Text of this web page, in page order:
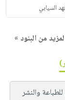
السيابي
من البنود »
والنشر